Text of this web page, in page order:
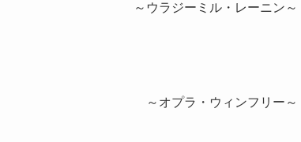
～ウラジーミル・レーニン～
～オプラ・ウィンフリー～